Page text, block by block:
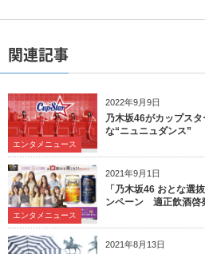
関連記事
2022年9月9日
エンタメニュース
乃木坂46がカップス
な“ニュニュダンス”
2021年9月1日
エンタメニュース
「乃木坂46 おとな選
ンペーン 適正飲酒啓
2021年8月13日